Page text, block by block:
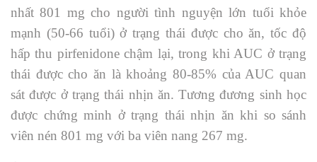
nhất 801 mg cho người tình nguyện lớn tuổi khỏe
mạnh (50-66 tuổi) ở trạng thái được cho ăn, tốc độ
hấp thu pirfenidone chậm lại, trong khi AUC ở trạng
thái được cho ăn là khoảng 80-85% của AUC quan
sát được ở trạng thái nhịn ăn. Tương đương sinh học
được chứng minh ở trạng thái nhịn ăn khi so sánh
viên nén 801 mg với ba viên nang 267 mg.